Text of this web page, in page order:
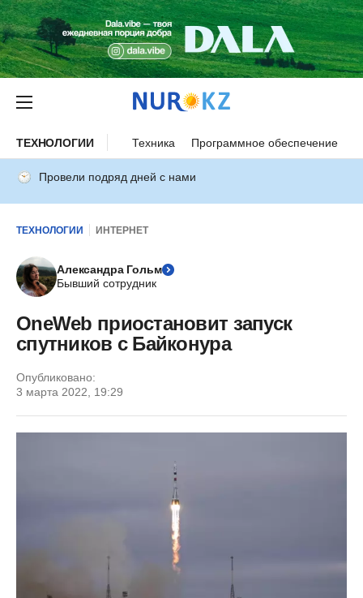
ТЕХНОЛОГИИ Техника Программное обеспечение
Провели подряд дней с нами
ТЕХНОЛОГИИ ИНТЕРНЕТ
Александра Гольм
Бывший сотрудник
OneWeb приостановит запуск
спутников с Байконура
Опубликовано:
3 марта 2022, 19:29